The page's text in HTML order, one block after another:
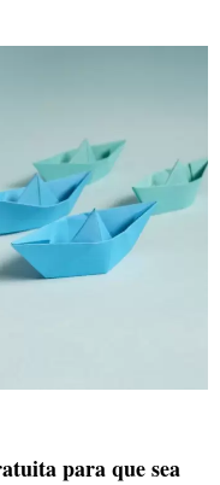
para que sea